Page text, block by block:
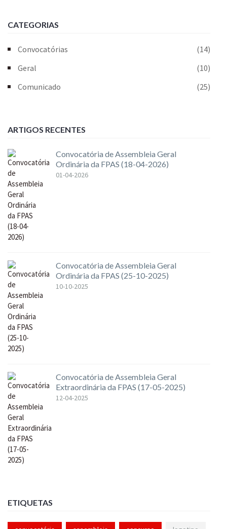
CATEGORIAS
Convocatórias
(14)
Geral
(10)
Comunicado
(25)
ARTIGOS RECENTES
Convocatória de Assembleia Geral
Ordinária da FPAS (18-04-2026)
01-04-2026
Convocatória de Assembleia Geral
Ordinária da FPAS (25-10-2025)
10-10-2025
Convocatória de Assembleia Geral
Extraordinária da FPAS (17-05-2025)
12-04-2025
ETIQUETAS